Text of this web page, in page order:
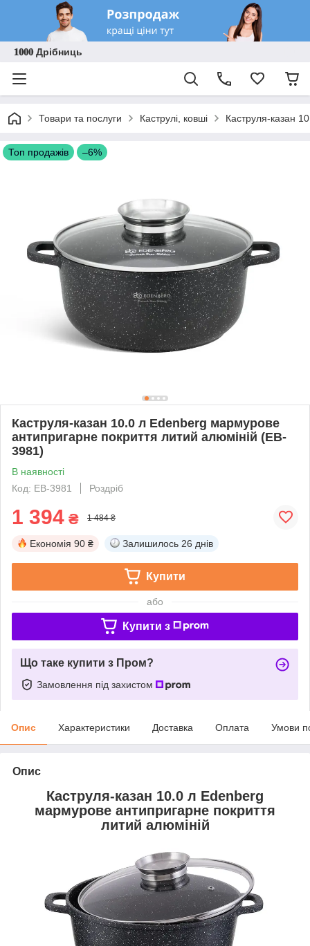
𝟏𝟎𝟎𝟎 Дрібниць
Товари та послуги Каструлі, ковші Каструля-казан
Топ продажів –6%
Каструля-казан 10.0 л Edenberg мармурове
антипригарне покриття литий алюміній (EB-
3981)
В наявності
Код: EB-3981
Роздріб
1 394 ₴ 1 484 ₴
Економія 90 ₴ Залишилось 26 днів
Купити
або
Купити з
Що таке купити з Пром?
Замовлення під захистом
Опис Характеристики Доставка Оплата Умови
Опис
Каструля-казан 10.0 л Edenberg
мармурове антипригарне покриття
литий алюміній